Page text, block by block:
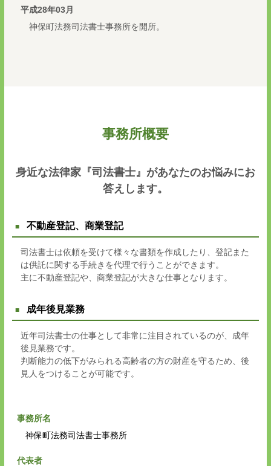
平成28年03月
神保町法務司法書士事務所を開所。
事務所概要
身近な法律家『司法書士』があなたのお悩みにお
答えします。
不動産登記、商業登記
司法書士は依頼を受けて様々な書類を作成したり、登記また
は供託に関する手続きを代理で行うことができます。
主に不動産登記や、商業登記が大きな仕事となります。
成年後見業務
近年司法書士の仕事として非常に注目されているのが、成年
後見業務です。
判断能力の低下がみられる高齢者の方の財産を守るため、後
見人をつけることが可能です。
事務所名
神保町法務司法書士事務所
代表者